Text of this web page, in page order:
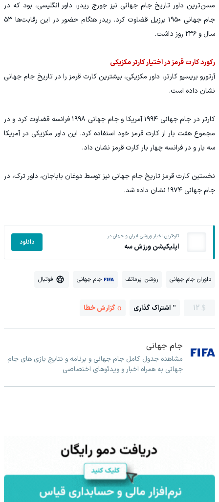
مسن‌ترین داور تاریخ جام جهانی نیز جورج ریدر، داور انگلیسی، بود که در
جام جهانی ۱۹۵۰ برزیل قضاوت کرد. ریدر هنگام حضور در این رقابت‌ها ۵۳
سال و ۲۳۶ روز داشت.
رکورد کارت قرمز در اختیار کارتر مکزیکی
آرتورو بریسیو کارتر، داور مکزیکی، بیشترین کارت قرمز را در تاریخ جام جهانی
نشان داده است.
کارتر در جام جهانی ۱۹۹۴ آمریکا و جام جهانی ۱۹۹۸ فرانسه قضاوت کرد و در
مجموع هفت بار از کارت قرمز خود استفاده کرد. این داور مکزیکی در آمریکا
سه بار و در فرانسه چهار بار کارت قرمز نشان داد.
نخستین کارت قرمز تاریخ جام جهانی نیز توسط دوغان باباجان، داور ترک، در
جام جهانی ۱۹۷۴ نشان داده شد.
تازه‌ترین اخبار ورزشی ایران و جهان در
اپلیکیشن ورزش سه دانلود
داوران جام جهانی روشن ایرماتف جام جهانی فوتبال
12 اشتراک گذاری گزارش خطا
جام جهانی
مشاهده جدول کامل جام جهانی و برنامه و نتایج بازی های جام
جهانی به همراه اخبار و ویدئوهای اختصاصی